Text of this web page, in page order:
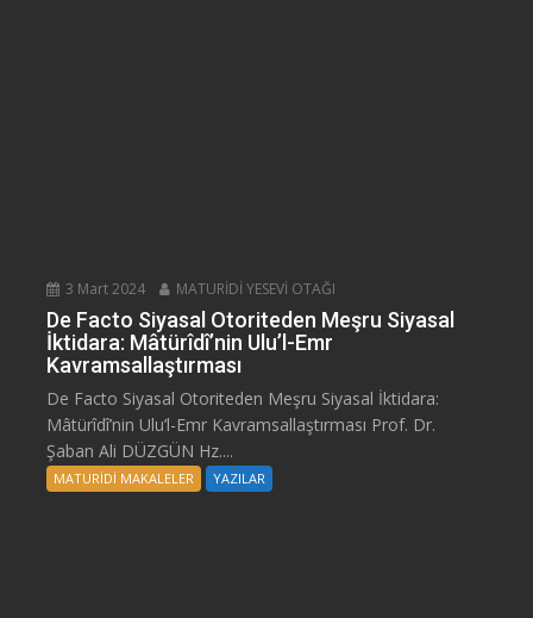
3 Mart 2024 MATURİDİ YESEVİ OTAĞI
De Facto Siyasal Otoriteden Meşru Siyasal
İktidara: Mâtürîdî’nin Ulu’l-Emr
Kavramsallaştırması
De Facto Siyasal Otoriteden Meşru Siyasal İktidara:
Mâtürîdî’nin Ulu’l-Emr Kavramsallaştırması Prof. Dr.
Şaban Ali DÜZGÜN Hz....
MATURİDİ MAKALELER YAZILAR